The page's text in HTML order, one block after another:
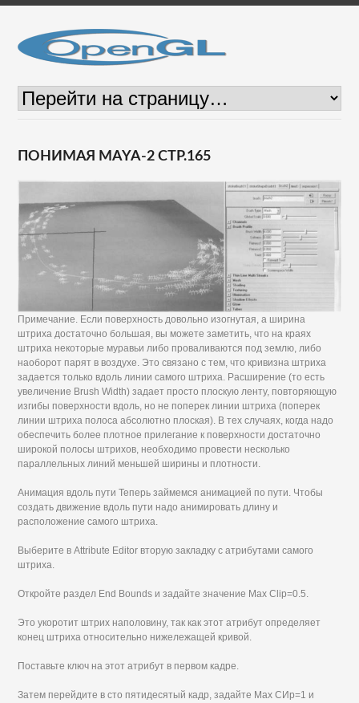
ПОНИМАЯ MAYA-2 СТР.165
Примечание. Если поверхность довольно изогнутая, а ширина
штриха достаточно большая, вы можете заметить, что на краях
штриха некоторые муравьи либо проваливаются под землю, либо
наоборот парят в воздухе. Это связано с тем, что кривизна штриха
задается только вдоль линии самого штриха. Расширение (то есть
увеличение Brush Width) задает просто плоскую ленту, повторяющую
изгибы поверхности вдоль, но не поперек линии штриха (поперек
линии штриха полоса абсолютно плоская). В тех случаях, когда надо
обеспечить более плотное прилегание к поверхности достаточно
широкой полосы штрихов, необходимо провести несколько
параллельных линий меньшей ширины и плотности.
Анимация вдоль пути Теперь займемся анимацией по пути. Чтобы
создать движение вдоль пути надо анимировать длину и
расположение самого штриха.
Выберите в Attribute Editor вторую закладку с атрибутами самого
штриха.
Откройте раздел End Bounds и задайте значение Max Clip=0.5.
Это укоротит штрих наполовину, так как этот атрибут определяет
конец штриха относительно нижележащей кривой.
Поставьте ключ на этот атрибут в первом кадре.
Затем перейдите в сто пятидесятый кадр, задайте Мах СИр=1 и